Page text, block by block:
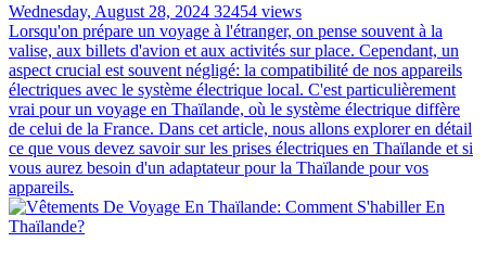
Wednesday, August 28, 2024 32454 views
Lorsqu'on prépare un voyage à l'étranger, on pense souvent à la
valise, aux billets d'avion et aux activités sur place. Cependant, un
aspect crucial est souvent négligé: la compatibilité de nos appareils
électriques avec le système électrique local. C'est particulièrement
vrai pour un voyage en Thaïlande, où le système électrique diffère
de celui de la France. Dans cet article, nous allons explorer en détail
ce que vous devez savoir sur les prises électriques en Thaïlande et si
vous aurez besoin d'un adaptateur pour la Thaïlande pour vos
appareils.